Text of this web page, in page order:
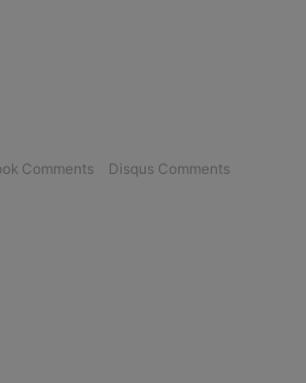
Comments Disqus Comments